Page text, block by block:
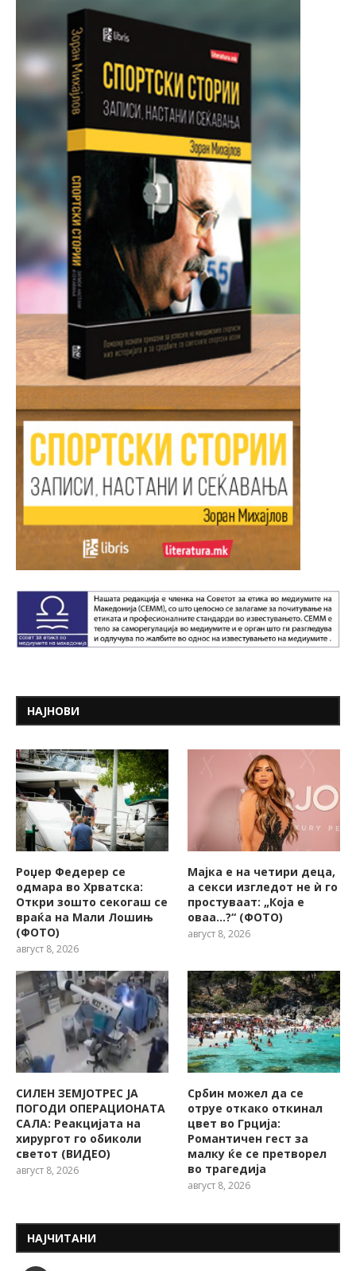
НАЈНОВИ
Роџер Федерер се
одмара во Хрватска:
Откри зошто секогаш се
враќа на Мали Лошињ
(ФОТО)
август 8, 2026
Мајка е на четири деца,
а секси изгледот не ѝ го
простуваат: „Која е
оваа…?“ (ФОТО)
август 8, 2026
СИЛЕН ЗЕМЈОТРЕС ЈА
ПОГОДИ ОПЕРАЦИОНАТА
САЛА: Реакцијата на
хирургот го обиколи
светот (ВИДЕО)
август 8, 2026
Србин можел да се
отруе откако откинал
цвет во Грција:
Романтичен гест за
малку ќе се претворел
во трагедија
август 8, 2026
НАЈЧИТАНИ